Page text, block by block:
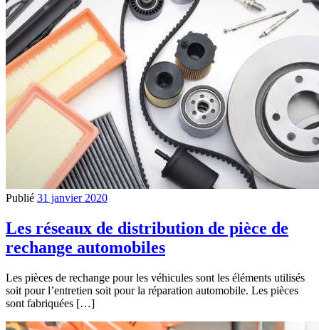
Publié 31 janvier 2020
Les réseaux de distribution de pièce de
rechange automobiles
Les pièces de rechange pour les véhicules sont les éléments utilisés
soit pour l’entretien soit pour la réparation automobile. Les pièces
sont fabriquées […]